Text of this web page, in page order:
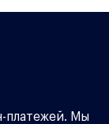
платежей. Мы